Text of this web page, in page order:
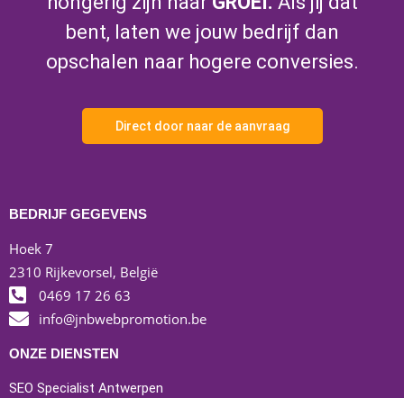
bent, laten we jouw bedrijf dan
opschalen naar hogere conversies.
Direct door naar de aanvraag
BEDRIJF GEGEVENS
Hoek 7
2310 Rijkevorsel, België
0469 17 26 63
info@jnbwebpromotion.be
ONZE DIENSTEN
SEO Specialist Antwerpen